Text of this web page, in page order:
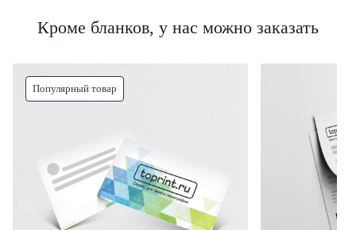
Кроме бланков, у нас можно заказать
Популярный товар